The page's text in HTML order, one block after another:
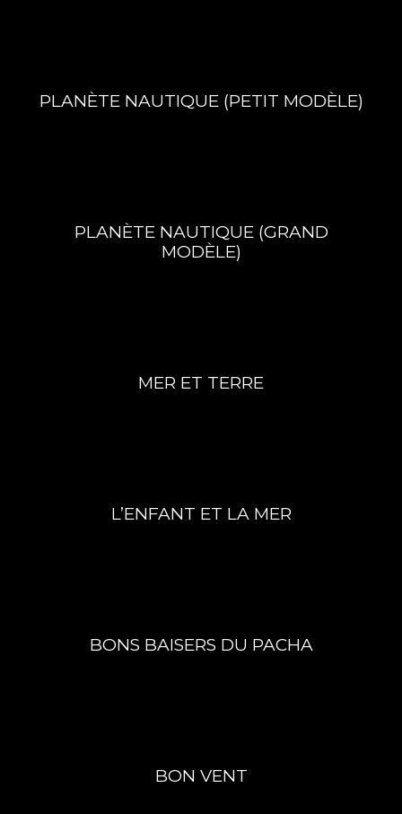
PLANÈTE NAUTIQUE (PETIT MODÈLE)
PLANÈTE NAUTIQUE (GRAND
MODÈLE)
MER ET TERRE
L’ENFANT ET LA MER
BONS BAISERS DU PACHA
BON VENT